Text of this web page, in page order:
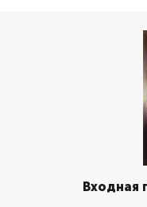
Входная